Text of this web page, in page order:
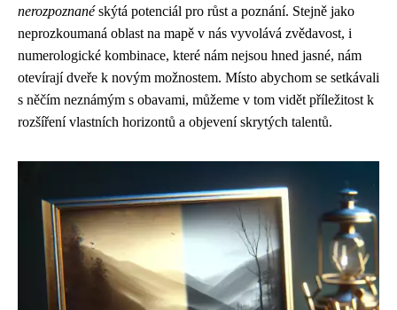
nerozpoznanéskýtá potenciál pro růst a poznání. Stejně jako
neprozkoumaná oblast na mapě v nás vyvolává zvědavost, i
numerologické kombinace, které nám nejsou hned jasné, nám
otevírají dveře k novým možnostem. Místo abychom se setkávali
s něčím neznámým s obavami, můžeme v tom vidět příležitost k
rozšíření vlastních horizontů a objevení skrytých talentů.